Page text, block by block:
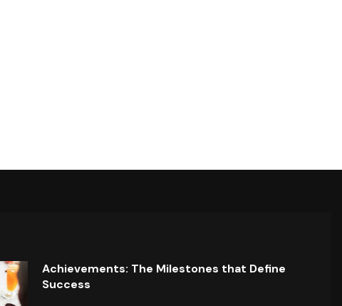
Achievements: The Milestones that Define
Success